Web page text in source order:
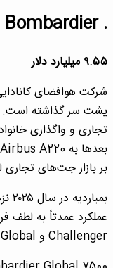
. Bombardier
۹.۵۵ میلیارد دلار
شرکت هوافضای
پشت سر گذاشته است.
بر بازار جت‌های
عملکرد عمدتاً به
Challenger و Global به دست آمده است.